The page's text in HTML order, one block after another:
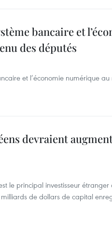
bancaire et
des députés
et l’économie numérique
devraient
le principal investisseur
de dollars de capital